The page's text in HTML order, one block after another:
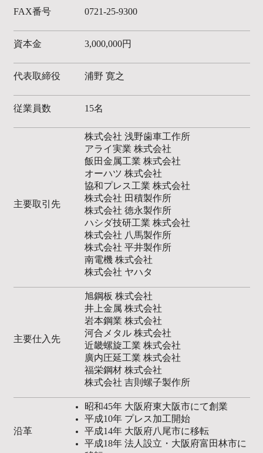
FAX番号 0721-25-9300
資本金 3,000,000円
代表取締役 浦野 寛之
従業員数 15名
主要取引先
株式会社 浅野歯車工作所
アライ実業 株式会社
飯田金属工業 株式会社
オーハツ 株式会社
協和プレス工業 株式会社
株式会社 田積製作所
株式会社 徳永製作所
ハシダ技研工業 株式会社
株式会社 八馬製作所
株式会社 平井製作所
南電機 株式会社
株式会社 ヤハタ
主要仕入先
旭鋼板 株式会社
井上金属 株式会社
岩本鋼業 株式会社
河合メタル 株式会社
近畿螺旋工業 株式会社
廣内圧延工業 株式会社
福栄鋼材 株式会社
株式会社 吉則螺子製作所
​沿革
昭和45年 大阪府東大阪市にて創業
平成10年 プレス加工開始
平成14年 大阪府八尾市に移転
平成18年 法人設立・大阪府富田林市に